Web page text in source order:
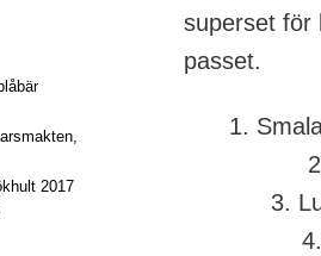
superset för
passet.
1.
3.
2017